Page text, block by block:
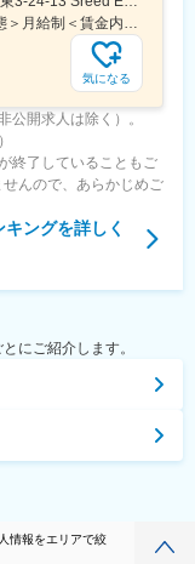
台駅、日吉町駅、新浜
橋駅、旧居留地・大丸
公園駅、紙屋町東
気になる
公開求人は除く）。
終了していることもご
んので、あらかじめご
ングを詳しく
にご紹介します。
情報をエリアで絞